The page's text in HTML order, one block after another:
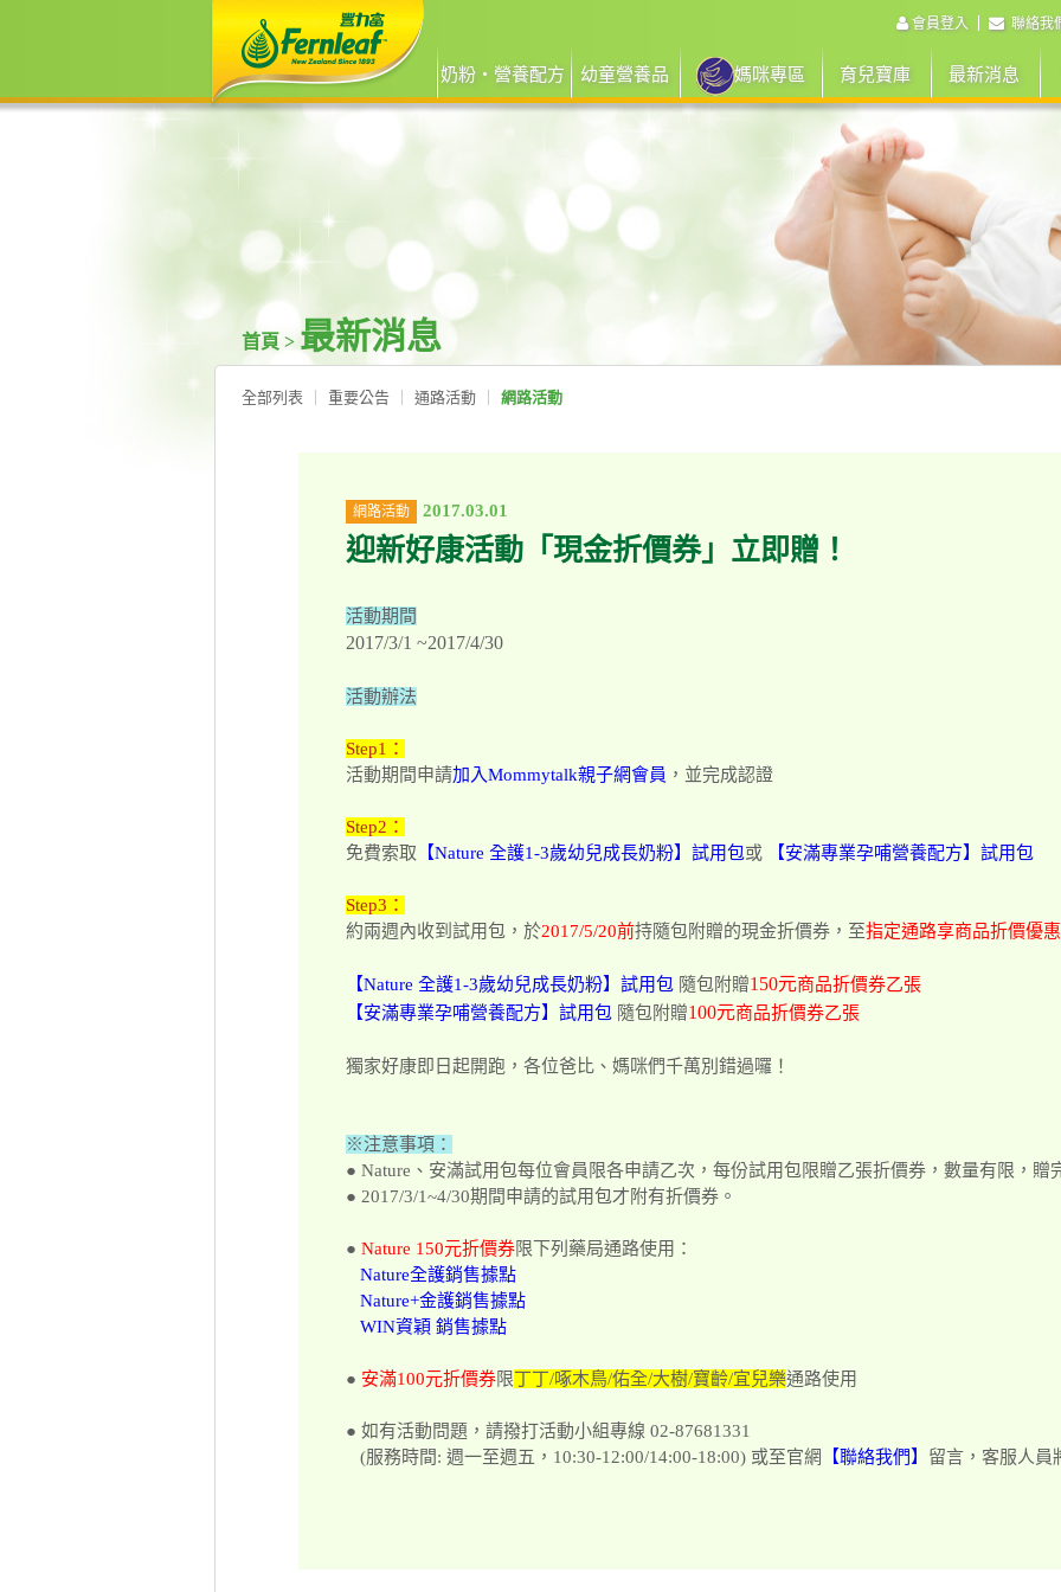
會員登入 聯絡我
奶粉‧營養配方 幼童營養品 媽咪專區 育兒寶庫 最新消息
首頁 > 最新消息
全部列表 重要公告 通路活動 網路活動
網路活動 2017.03.01
迎新好康活動「現金折價券」立即贈！
活動期間
2017/3/1 ~2017/4/30
活動辦法
Step1：
活動期間申請加入Mommytalk親子網會員 ，並完成認證
Step2：
免費索取 【Nature 全護1-3歲幼兒成長奶粉】試用包或 【安滿專業孕哺營養配方】試用包
Step3：
約兩週內收到試用包，於2017/5/20前持隨包附贈的現金折價券，至指定通路享商品折價優惠
【Nature 全護1-3歲幼兒成長奶粉】試用包 隨包附贈150元商品折價券乙張
【安滿專業孕哺營養配方】試用包 隨包附贈100元商品折價券乙張
獨家好康即日起開跑，各位爸比、媽咪們千萬別錯過囉！
※注意事項：
● Nature、安滿試用包每位會員限各申請乙次，每份試用包限贈乙張折價券，數量有限，贈
● 2017/3/1~4/30期間申請的試用包才附有折價券。
● Nature 150元折價券限下列藥局通路使用：
Nature全護銷售據點
Nature+金護銷售據點
WIN資穎 銷售據點
● 安滿100元折價券限丁丁/啄木鳥/佑全/大樹/寶齡/宜兒樂通路使用
● 如有活動問題，請撥打活動小組專線 02-87681331
(服務時間: 週一至週五，10:30-12:00/14:00-18:00) 或至官網
【聯絡我們】 留言，客服人員